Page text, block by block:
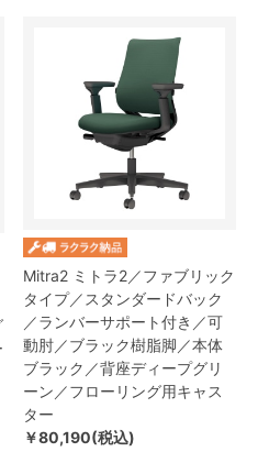
Mitra2 ミトラ2／ファブリック
タイプ／スタンダードバック
／ランバーサポート付き／可
動肘／ブラック樹脂脚／本体
ブラック／背座ディープグリ
ーン／フローリング用キャス
ター
￥80,190(税込)